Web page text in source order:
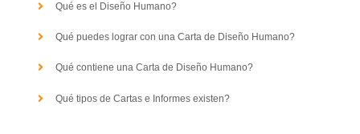
Qué es el Diseño Humano?
Qué puedes lograr con una Carta de Diseño Humano?
Qué contiene una Carta de Diseño Humano?
Qué tipos de Cartas e Informes existen?